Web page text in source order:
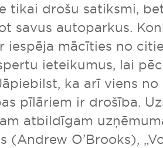
tikai drošu satiksmi,
savus autoparkus.
iespēja mācīties no
ieteikumus, lai
ka arī viens no
pīlāriem ir drošība.
atbildīgam
(Andrew O’Brooks),